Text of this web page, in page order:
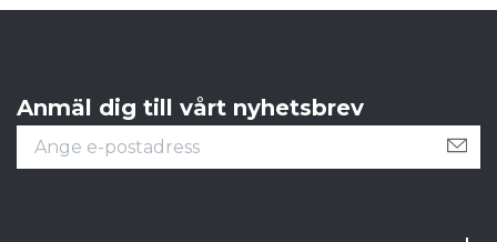
Anmäl dig till vårt nyhetsbrev